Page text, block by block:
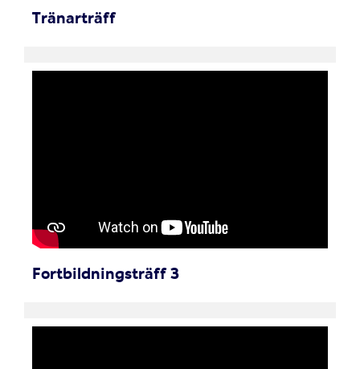
Tränarträff
Fortbildningsträff 3